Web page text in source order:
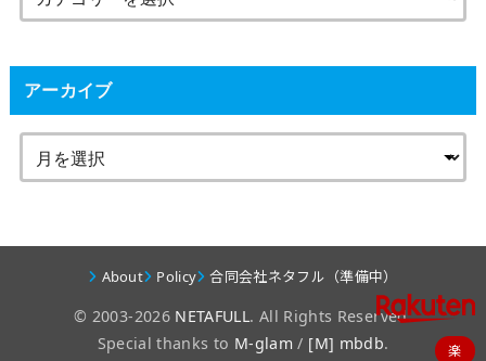
楽
アーカイブ
About Policy 合同会社ネタフル（準備中）
© 2003-2026 NETAFULL. All Rights Reserved.
Special thanks to M-glam / [M] mbdb.